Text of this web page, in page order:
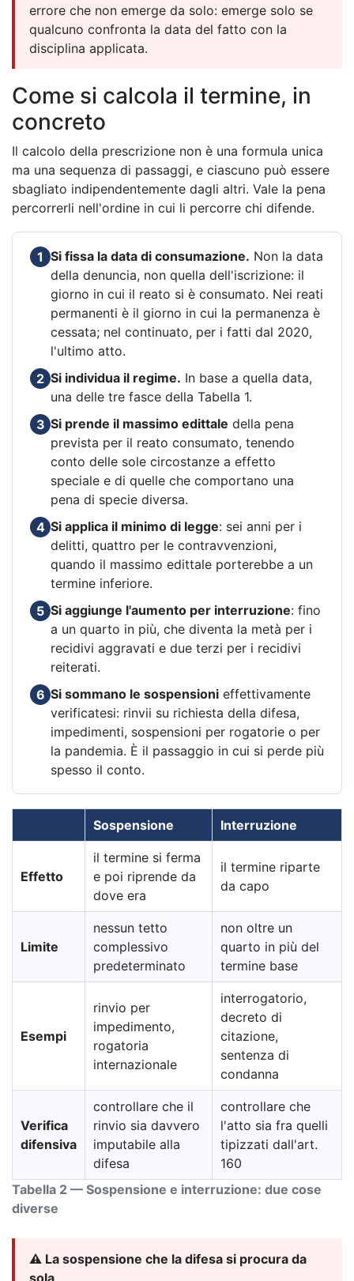
errore che non emerge da solo: emerge solo se
qualcuno confronta la data del fatto con la
disciplina applicata.
Come si calcola il termine, in
concreto
Il calcolo della prescrizione non è una formula unica
ma una sequenza di passaggi, e ciascuno può essere
sbagliato indipendentemente dagli altri. Vale la pena
percorrerli nell'ordine in cui li percorre chi difende.
1 Si fissa la data di consumazione. Non la data
della denuncia, non quella dell'iscrizione: il
giorno in cui il reato si è consumato. Nei reati
permanenti è il giorno in cui la permanenza è
cessata; nel continuato, per i fatti dal 2020,
l'ultimo atto.
2 Si individua il regime. In base a quella data,
una delle tre fasce della Tabella 1.
3 Si prende il massimo edittale della pena
prevista per il reato consumato, tenendo
conto delle sole circostanze a effetto
speciale e di quelle che comportano una
pena di specie diversa.
4 Si applica il minimo di legge: sei anni per i
delitti, quattro per le contravvenzioni,
quando il massimo edittale porterebbe a un
termine inferiore.
5 Si aggiunge l'aumento per interruzione: fino
a un quarto in più, che diventa la metà per i
recidivi aggravati e due terzi per i recidivi
reiterati.
6 Si sommano le sospensioni effettivamente
verificatesi: rinvii su richiesta della difesa,
impedimenti, sospensioni per rogatorie o per
la pandemia. È il passaggio in cui si perde più
spesso il conto.
Tabella 2 — Sospensione e interruzione: due cose
diverse
Sospensione Interruzione
Effetto
il termine si ferma
e poi riprende da
dove era
il termine riparte
da capo
Limite
nessun tetto
complessivo
predeterminato
non oltre un
quarto in più del
termine base
Esempi
rinvio per
impedimento,
rogatoria
internazionale
interrogatorio,
decreto di
citazione,
sentenza di
condanna
Verifica
difensiva
controllare che il
rinvio sia davvero
imputabile alla
difesa
controllare che
l'atto sia fra quelli
tipizzati dall'art.
160
⚠️ La sospensione che la difesa si procura da
sola